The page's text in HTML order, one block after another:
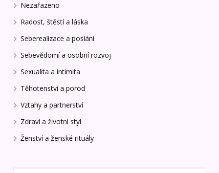
Nezařazeno
Radost, štěstí a láska
Seberealizace a poslání
Sebevědomí a osobní rozvoj
Sexualita a intimita
Těhotenství a porod
Vztahy a partnerství
Zdraví a životní styl
Ženství a ženské rituály